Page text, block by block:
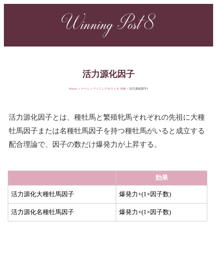
Winning Post 8
活力源化因子
Home ゲーム ウイニングポスト８ 攻略 活力源化因子
活力源化因子とは、種牡馬と繁殖牝馬それぞれの先祖に大種
牡馬因子または名種牡馬因子を持つ種牡馬がいると成立する
配合理論で、因子の数だけ爆発力が上昇する。
効果
活力源化大種牡馬因子 爆発力+(1×因子数)
活力源化名種牡馬因子 爆発力+(1×因子数)